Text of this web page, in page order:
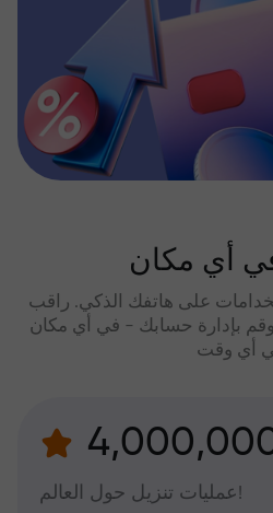
أي مكان
على هاتفك الذكي. راقب
وقم بإدارة حسابك - في أي مكان
أي وقت
عمليات تنزيل حول العالم!